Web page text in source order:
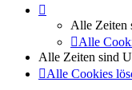
Alle Zeiten
Alle
Alle Zeiten sind
Alle Cookies